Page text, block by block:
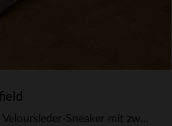
Blaue Veloursleder-Sneaker mit zwei Schnürsenkeln